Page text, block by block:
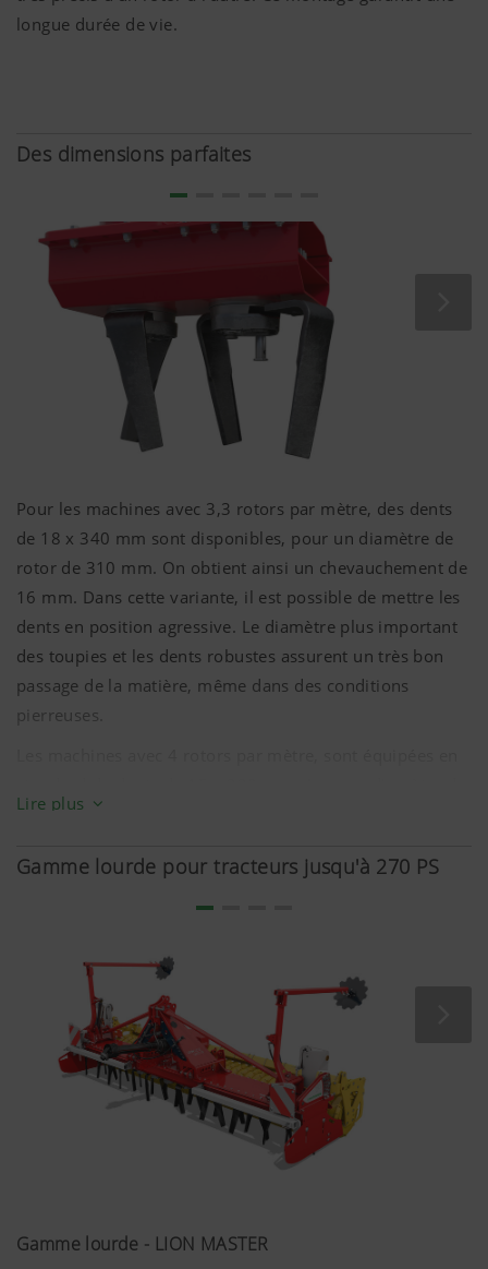
internet.
Nous souhaitons améliorer constamment la
convivialité et les performances de notre site
internet. C'est pourquoi nous utilisons des
technologies d'analyse (incluant des cookies) qui
mesurent et évaluent anonymement quels sont
les contenus de notre site internet qui sont
souvent consultées.
Objectif des
cookies
Durée
Google
Analytics
Analyse
l’utilisation du
site internet,
6 Mois
Nous souhaitons vous montrer des informations
longue durée de vie.
Des dimensions parfaites
Pour les machines avec 3,3 rotors par mètre, des dents
de 18 x 340 mm sont disponibles, pour un diamètre de
rotor de 310 mm. On obtient ainsi un chevauchement de
16 mm. Dans cette variante, il est possible de mettre les
dents en position agressive. Le diamètre plus important
des toupies et les dents robustes assurent un très bon
passage de la matière, même dans des conditions
pierreuses.
rotor de
285 mm
particulièrement fin. Pour les sols à forte usure, des
dents plus résistantes de 18 x
diamètre plus petit, seule une position fuyante des dents
est possible sur ces machines.
Lire plus
Gamme lourde pour tracteurs jusqu'à 270 PS
Gamme lourde - LION MASTER